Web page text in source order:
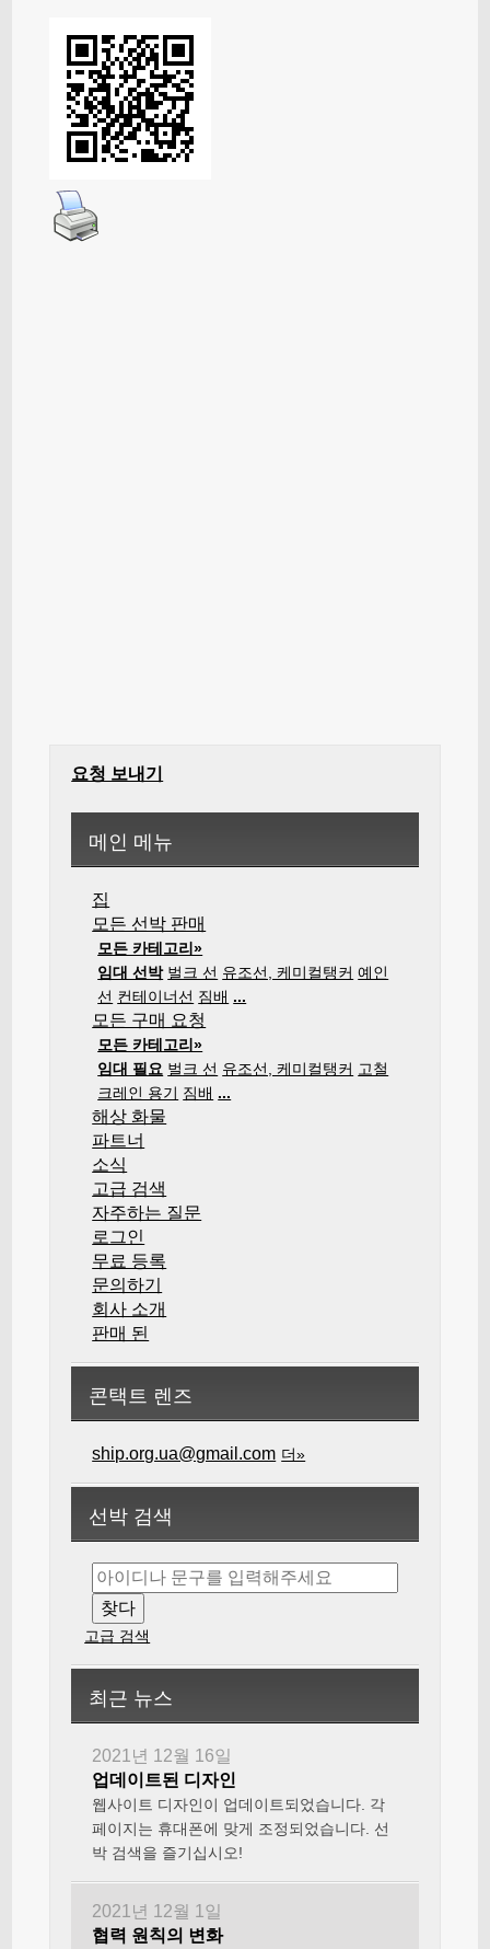
요청 보내기
메인 메뉴
집
모든 선박 판매
모든 카테고리»
임대 선박 벌크 선 유조선, 케미컬탱커 예인
선 컨테이너선 짐배 ...
모든 구매 요청
모든 카테고리»
임대 필요 벌크 선 유조선, 케미컬탱커 고철
크레인 용기 짐배 ...
해상 화물
파트너
소식
고급 검색
자주하는 질문
로그인
무료 등록
문의하기
회사 소개
판매 된
콘택트 렌즈
ship.org.ua@gmail.com 더»
선박 검색
고급 검색
최근 뉴스
2021년 12월 16일
업데이트된 디자인
웹사이트 디자인이 업데이트되었습니다. 각
페이지는 휴대폰에 맞게 조정되었습니다. 선
박 검색을 즐기십시오!
2021년 12월 1일
협력 원칙의 변화